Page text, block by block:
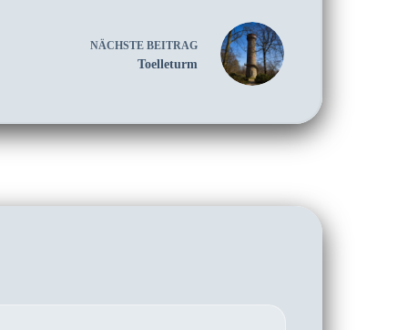
NÄCHSTEBEITRAG
Toelleturm